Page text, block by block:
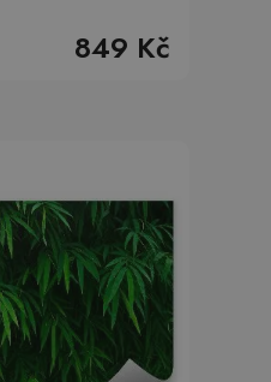
849 Kč